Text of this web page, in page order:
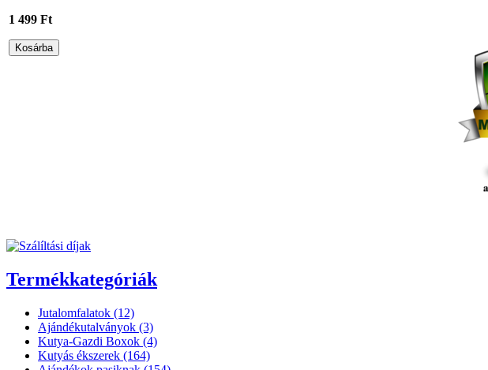
1 499 Ft
Termékkategóriák
Jutalomfalatok (12)
Ajándékutalványok (3)
Kutya-Gazdi Boxok (4)
Kutyás ékszerek (164)